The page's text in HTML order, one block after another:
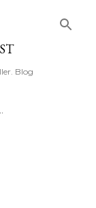
Blog